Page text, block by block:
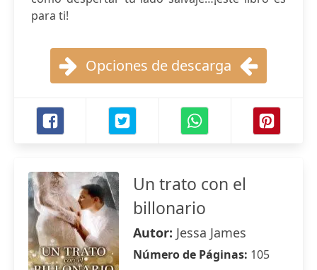
para ti!
Opciones de descarga
Un trato con el
billonario
Autor: Jessa James
Número de Páginas: 105